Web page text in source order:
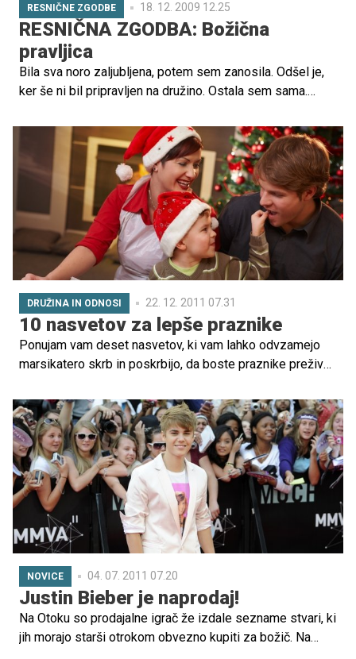
RESNIČNE ZGODBE 18. 12. 2009 12.25
RESNIČNA ZGODBA: Božična
pravljica
Bila sva noro zaljubljena, potem sem zanosila. Odšel je,
ker še ni bil pripravljen na družino. Ostala sem sama.
DRUŽINA IN ODNOSI 22. 12. 2011 07.31
10 nasvetov za lepše praznike
Ponujam vam deset nasvetov, ki vam lahko odvzamejo
marsikatero skrb in poskrbijo, da boste praznike preživeli
zaviti ali skuhati. Preprosti, vendar zelo koristni nasveti.
NOVICE 04. 07. 2011 07.20
Justin Bieber je naprodaj!
Na Otoku so prodajalne igrač že izdale sezname stvari, ki
jih morajo starši otrokom obvezno kupiti za božič. Na